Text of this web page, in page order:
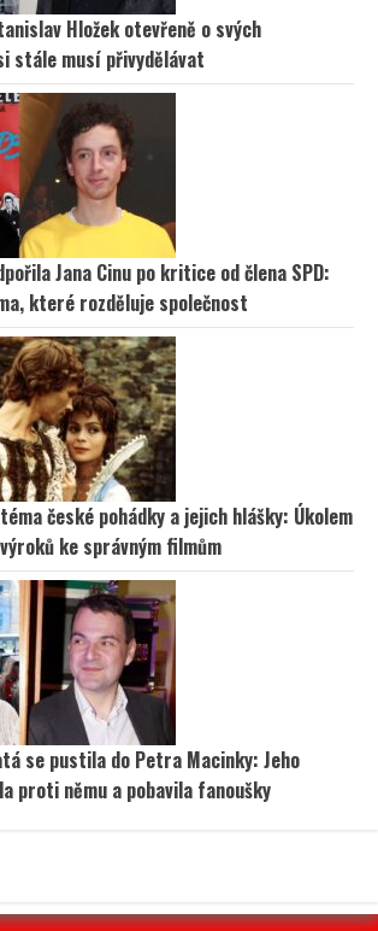
Hložek otevřeně o svých
stále musí přivydělávat
Jana Cinu po kritice od člena SPD:
které rozděluje společnost
české pohádky a jejich hlášky: Úkolem
ke správným filmům
se pustila do Petra Macinky: Jeho
proti němu a pobavila fanoušky